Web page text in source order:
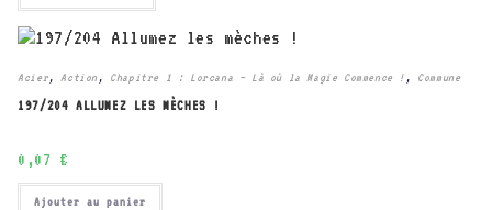
Acier, Action , Chapitre 1 : Lorcana – Là où la Magie Commence ! , Commune
197/204 ALLUMEZ LES MÈCHES !
0,07 €
Ajouter au panier